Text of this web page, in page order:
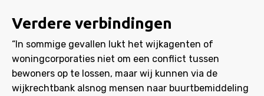
Verdere verbindingen
“In sommige gevallen lukt het wijkagenten of
woningcorporaties niet om een conflict tussen
bewoners op te lossen, maar wij kunnen via de
wijkrechtbank alsnog mensen naar buurtbemiddeling